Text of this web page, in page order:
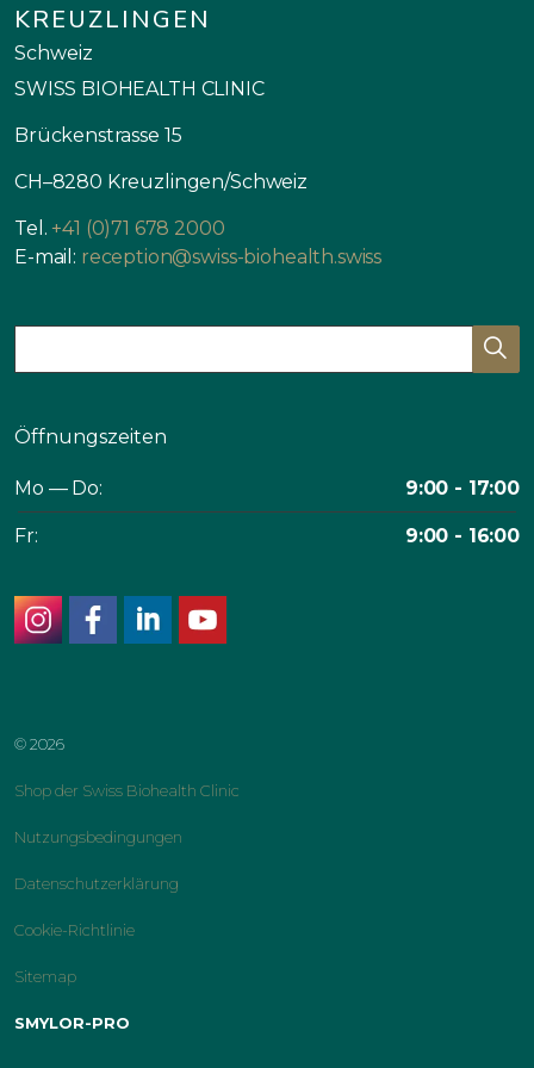
KREUZLINGEN
Schweiz
SWISS BIOHEALTH CLINIC
Brückenstrasse 15
CH–8280 Kreuzlingen/Schweiz
Tel. +41 (0)71 678 2000
E-mail: reception@swiss-biohealth.swiss
Öffnungszeiten
Mo — Do: 9:00 - 17:00
Fr: 9:00 - 16:00
© 2026
Shop der Swiss Biohealth Clinic
Nutzungsbedingungen
Datenschutzerklärung
Cookie-Richtlinie
Sitemap
SMYLOR-PRO